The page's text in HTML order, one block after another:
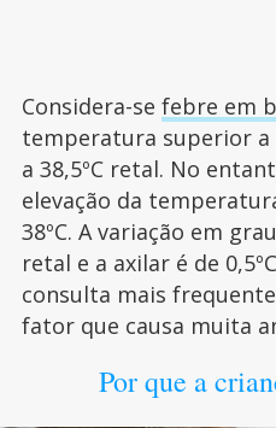
Considera-se febre em
temperatura superior a
a 38,5ºC retal. No
elevação da
38ºC. A variação em
retal e a axilar é de
consulta mais
fator que causa muita
Por que a